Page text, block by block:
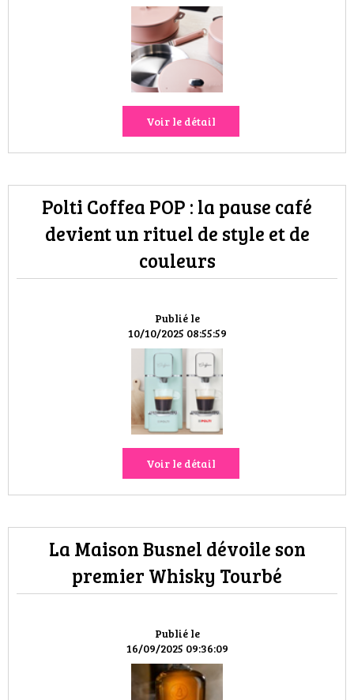
Voir le détail
Publié le
10/10/2025 08:55:59
Polti Coffea POP : la pause café
devient un rituel de style et de
couleurs
Voir le détail
Publié le
16/09/2025 09:36:09
La Maison Busnel dévoile son
premier Whisky Tourbé